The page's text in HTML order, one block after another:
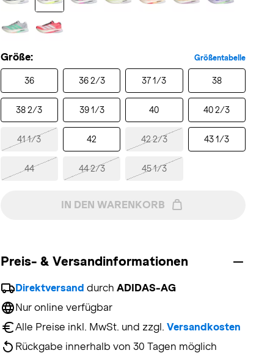
Größe: Größentabelle
36 36 2/3 37 1/3 38
38 2/3 39 1/3 40 40 2/3
41 1/3 42 42 2/3 43 1/3
44 44 2/3 45 1/3
IN DEN WARENKORB
Preis- & Versandinformationen
Direktversand durch ADIDAS-AG
Nur online verfügbar
Alle Preise inkl. MwSt. und zzgl. Versandkosten
Rückgabe innerhalb von 30 Tagen möglich